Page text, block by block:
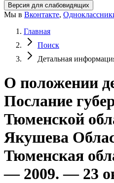
Версия для слабовидящих
Мы в Вконтакте,
Главная
Поиск
Детальная
О положении
Послание
Тюменской
Якушева
Тюменская
— 2009. — 23